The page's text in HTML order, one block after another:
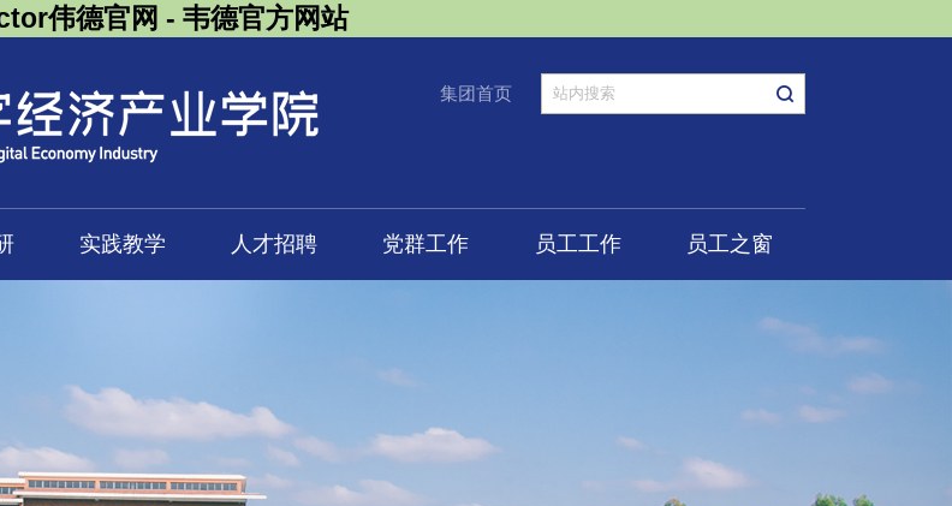
伟德官网 - 韦德官方网站
集团首页
实践教学 人才招聘 党群工作 员工工作 员工之窗